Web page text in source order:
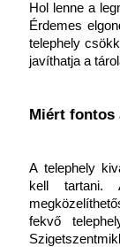
Hol lenne a
Érdemes
telephely
javíthatja a
Miért fontos
A telephely
kell tartani.
fekvő